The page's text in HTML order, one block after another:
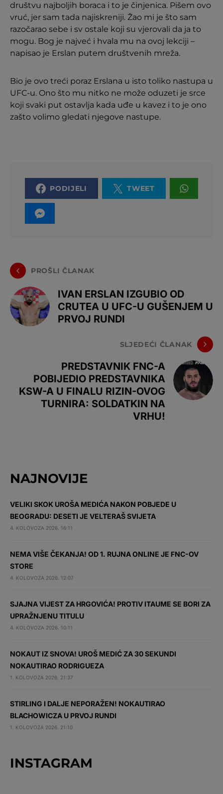
društvu najboljih boraca i to je činjenica. Pišem ovo
vruć, jer sam tada najiskreniji. Žao mi je što sam
razočarao sebe i sv ostale koji su vjerovali da ja to
mogu. Bog je najveć i hvala mu na ovoj lekciji –
napisao je Erslan putem društvenih mreža.
Bio je ovo treći poraz Erslana u isto toliko nastupa u
UFC-u. Ono što mu nitko ne može oduzeti je srce
koji svaki put ostavlja kada uđe u kavez i to je ono
zašto volimo gledati njegove nastupe.
PODIJELI TWEET
PROŠLI ČLANAK
IVAN ERSLAN IZGUBIO OD
CRUTEA U UFC-U GUŠENJEM U
PRVOJ RUNDI
SLJEDEĆI ČLANAK
PREDSTAVNIK FNC-A
POBIJEDIO PREDSTAVNIKA
KSW-A U FINALU RIZIN-OVOG
TURNIRA: SOLDATKIN NA
VRHU!
NAJNOVIJE
VELIKI SKOK UROŠA MEDIĆA NAKON POBJEDE U
BEOGRADU: DESETI JE VELTERAŠ SVIJETA
4. KOLOVOZA 2026. 16:11
NEMA VIŠE ČEKANJA! OD 1. RUJNA ONLINE JE FNC-OV
STORE
4. KOLOVOZA 2026. 12:07
SJAJNA VIJEST ZA HRGOVIĆA! PROTIV ITAUME SE BORI ZA
UPRAŽNJENU TITULU
4. KOLOVOZA 2026. 10:11
NOKAUT IZ SNOVA! UROŠ MEDIĆ ZA 30 SEKUNDI
NOKAUTIRAO RODRIGUEZA
1. KOLOVOZA 2026. 21:37
STIRLING I DALJE NEPORAŽEN! NOKAUTIRAO
BLACHOWICZA U PRVOJ RUNDI
1. KOLOVOZA 2026. 21:10
INSTAGRAM